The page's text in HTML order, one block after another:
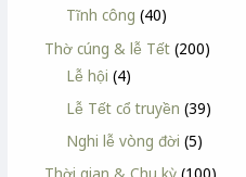
Tĩnh công (40)
Thờ cúng & lễ Tết (200)
Lễ hội (4)
Lễ Tết cổ truyền (39)
Nghi lễ vòng đời (5)